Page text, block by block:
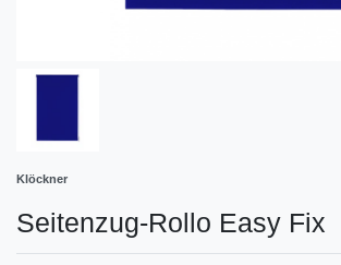
Klöckner
Seitenzug-Rollo Easy Fix